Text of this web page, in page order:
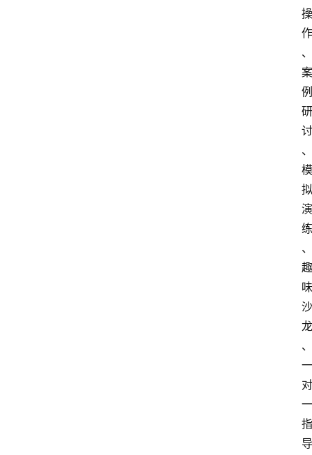
操
作
、
案
例
研
讨
、
模
拟
演
练
、
趣
味
沙
龙
、
一
对
一
指
导